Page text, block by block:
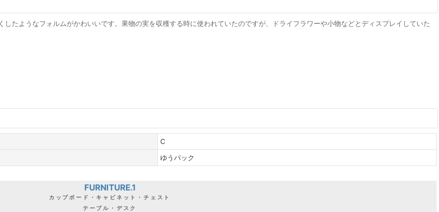
たようなフォルムがかわいいです。果物の実を収穫する時に使われていたのですが、ドライフラワーや小物などとディスプレイしていた
C
ゆうパック
FURNITURE.1
カップボード・キャビネット・チェスト
テーブル・デスク